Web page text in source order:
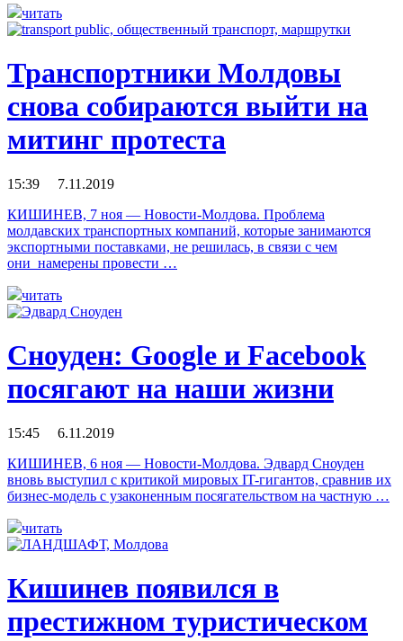
читать
Транспортники Молдовы
снова собираются выйти на
митинг протеста
15:39 7.11.2019
КИШИНЕВ, 7 ноя — Новости-Молдова. Проблема
молдавских транспортных компаний, которые занимаются
экспортными поставками, не решилась, в связи с чем
они намерены провести …
читать
Сноуден: Google и Facebook
посягают на наши жизни
15:45 6.11.2019
КИШИНЕВ, 6 ноя — Новости-Молдова. Эдвард Сноуден
вновь выступил с критикой мировых IT-гигантов, сравнив их
бизнес-модель с узаконенным посягательством на частную …
читать
Кишинев появился в
престижном туристическом